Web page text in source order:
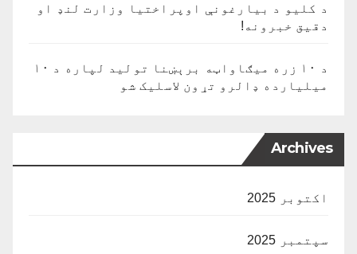
د کلیو د بیارغونې اوپراختیا وزارت لنډ او
دقیق خبرونه!
د ۱۰ زره میګاواټه برېښنا تولید لپاره د ۱۰
میلیارده ډالرو تړون لاسلیک شو
Archives
اکتوبر 2025
سپتمبر 2025